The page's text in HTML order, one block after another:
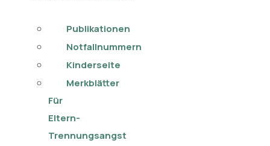
Publikationen​
Notfallnummern
Kinderseite
Merkblätter
Für
Eltern-
Trennungsangst